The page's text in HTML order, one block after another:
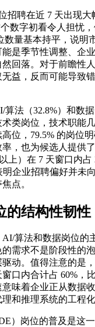
招聘在近 7 天出现大
数字初看令人担忧
数量基本持平，说明
是季节性调整、企
回落。对于前瞻性
益，反而可能导致
算法（32.8%）和数
类岗位，技术职能
位，79.5% 的岗位明
，也为候选人提供
上）在 7 天窗口内占
企业招聘偏好并未
点。
的结构性韧性
算法和数据岗位的
需求不是阶段性的
动。值得注意的是
口内合计占 60%，
味着企业正从数据
和推理系统的工程化
）岗位的普及是这一